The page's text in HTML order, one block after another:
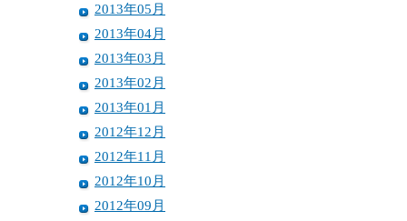
2013年05月
2013年04月
2013年03月
2013年02月
2013年01月
2012年12月
2012年11月
2012年10月
2012年09月